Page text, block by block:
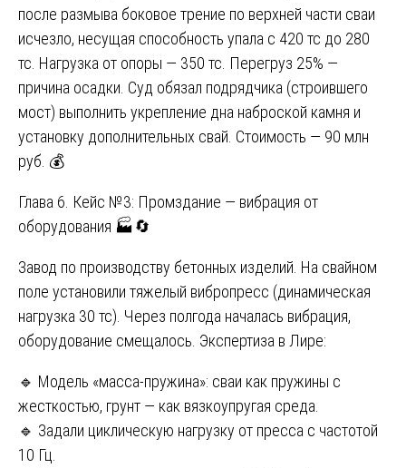
после размыва боковое трение по верхней части сваи
исчезло, несущая способность упала с 420 тс до 280
тс. Нагрузка от опоры — 350 тс. Перегруз 25% —
причина осадки. Суд обязал подрядчика (строившего
мост) выполнить укрепление дна наброской камня и
установку дополнительных свай. Стоимость — 90 млн
руб. 💰
Глава 6. Кейс №3: Промздание — вибрация от
оборудования 🏭🔄
Завод по производству бетонных изделий. На свайном
поле установили тяжелый вибропресс (динамическая
нагрузка 30 тс). Через полгода началась вибрация,
оборудование смещалось. Экспертиза в Лире:
🔹 Модель «масса-пружина»: сваи как пружины с
жесткостью, грунт — как вязкоупругая среда.
🔹 Задали циклическую нагрузку от пресса с частотой
10 Гц.